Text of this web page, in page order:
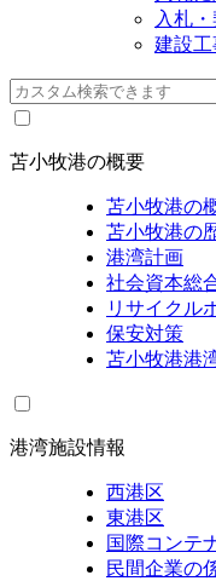
入札
建設
苫小牧港の概要
苫小牧港の
苫小牧港の
港湾計画
社会資本総
リサイクル
保安対策
苫小牧港港
港湾施設情報
西港区
東港区
国際コンテ
民間企業の